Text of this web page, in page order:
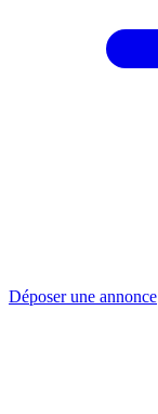
Déposer une annonce